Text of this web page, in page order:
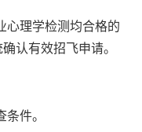
心理学检测均合格的
认有效招飞申请。
件。